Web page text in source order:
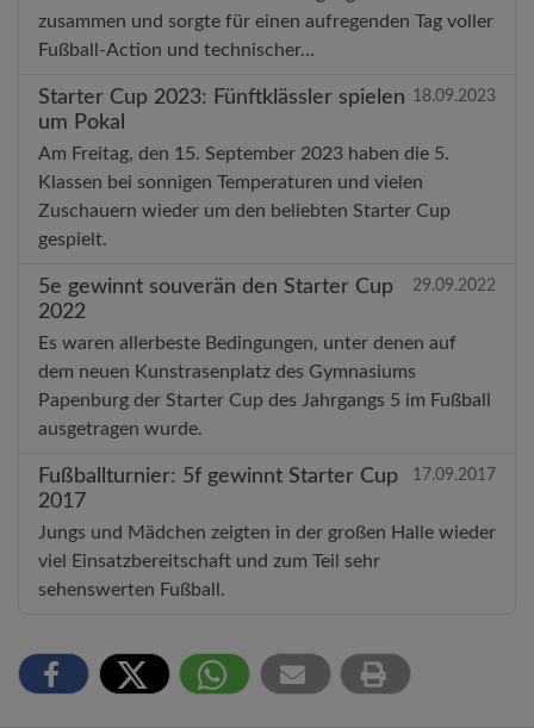
zusammen und sorgte für einen aufregenden Tag voller
Fußball-Action und technischer…
Starter Cup 2023: Fünftklässler spielen
um Pokal
18.09.2023
Am Freitag, den 15. September 2023 haben die 5.
Klassen bei sonnigen Temperaturen und vielen
Zuschauern wieder um den beliebten Starter Cup
gespielt.
5e gewinnt souverän den Starter Cup
2022
29.09.2022
Es waren allerbeste Bedingungen, unter denen auf
dem neuen Kunstrasenplatz des Gymnasiums
Papenburg der Starter Cup des Jahrgangs 5 im Fußball
ausgetragen wurde.
Fußballturnier: 5f gewinnt Starter Cup
2017
17.09.2017
Jungs und Mädchen zeigten in der großen Halle wieder
viel Einsatzbereitschaft und zum Teil sehr
sehenswerten Fußball.